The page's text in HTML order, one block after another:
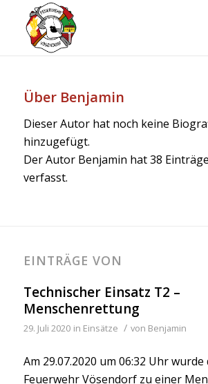
Über Benjamin
Dieser Autor hat noch keine
hinzugefügt.
Der Autor Benjamin hat 38 Einträge
verfasst.
EINTRÄGE VON
Technischer Einsatz T2 –
Menschenrettung
29. Juli 2020 in Einsätze / von Benjamin
Am 29.07.2020 um 06:32 Uhr
Feuerwehr Vösendorf zu einer